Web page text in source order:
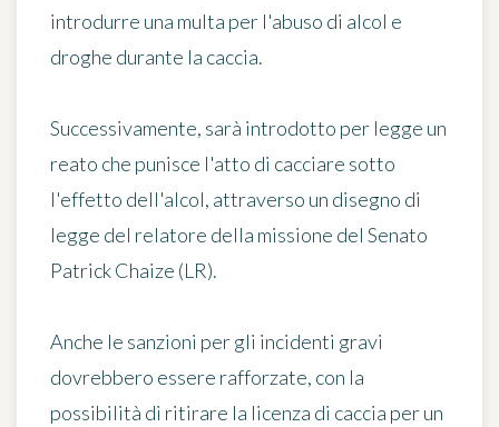
introdurre una multa per l'abuso di alcol e
droghe durante la caccia.
Successivamente, sarà introdotto per legge un
reato che punisce l'atto di cacciare sotto
l'effetto dell'alcol, attraverso un disegno di
legge del relatore della missione del Senato
Patrick Chaize (LR).
Anche le sanzioni per gli incidenti gravi
dovrebbero essere rafforzate, con la
possibilità di ritirare la licenza di caccia per un